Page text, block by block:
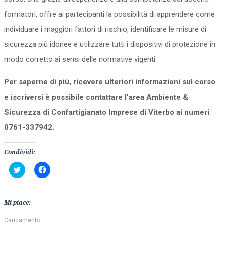
formatori, offre ai partecipanti la possibilità di apprendere come
individuare i maggiori fattori di rischio, identificare le misure di
sicurezza più idonee e utilizzare tutti i dispositivi di protezione in
modo corretto ai sensi delle normative vigenti.
Per saperne di più, ricevere ulteriori informazioni sul corso
e iscriversi è possibile contattare l’area Ambiente &
Sicurezza di Confartigianato Imprese di Viterbo ai numeri
0761-337942.
Condividi:
Fai
clic
condividere
su
Twitter
apre
Fai
clic
Mi piace:
Caricamento...